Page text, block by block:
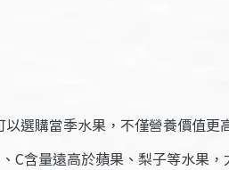
選購當季水果，不僅營養價值更
含量遠高於蘋果、梨子等水果